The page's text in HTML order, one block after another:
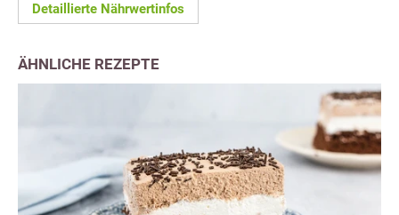
Detaillierte Nährwertinfos
ÄHNLICHE REZEPTE